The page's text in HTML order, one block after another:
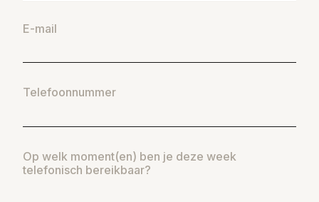
E-mail
Telefoonnummer
Op welk moment(en) ben je deze week
telefonisch bereikbaar?